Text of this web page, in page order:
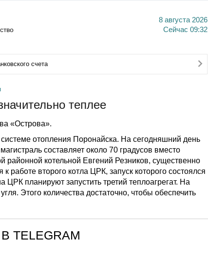
8 августа 2026
Сейчас 09:32
счета
теплее
«Острова».
отопления Поронайска. На сегодняшний день
составляет около 70 градусов вместо
котельной Евгений Резников, существенно
работе второго котла ЦРК, запуск которого состоялся
планируют запустить третий теплоагрегат. На
Этого количества достаточно, чтобы обеспечить
TELEGRAM